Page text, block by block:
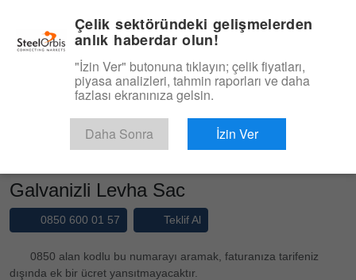
Ürün, Hizmet
Galvanizli Sac
Galvanizli Levha Sac
0850 600 01 57 Teklif Al
0850 alan kodlu bu numarayı aramak, faturanıza tarifeniz
dışında ek bir ücret yansıtmayacaktır.
Çelik sektöründeki gelişmelerden
anlık haberdar olun!
"İzin Ver" butonuna tıklayın; çelik fiyatları,
piyasa analizleri, tahmin raporları ve daha
fazlası ekranınıza gelsin.
Daha Sonra İzin Ver